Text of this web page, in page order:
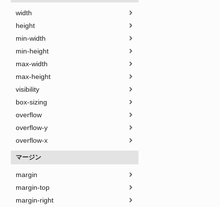
width
height
min-width
min-height
max-width
max-height
visibility
box-sizing
overflow
overflow-y
overflow-x
マージン
margin
margin-top
margin-right